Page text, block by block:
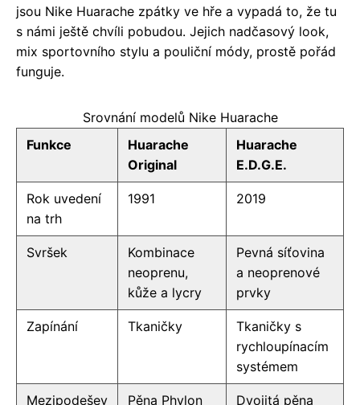
jsou Nike Huarache zpátky ve hře a vypadá to, že tu
s námi ještě chvíli pobudou. Jejich nadčasový look,
mix sportovního stylu a pouliční módy, prostě pořád
funguje.
Srovnání modelů Nike Huarache
Funkce
Huarache
Original
Huarache
E.D.G.E.
Rok uvedení
na trh
1991 2019
Svršek
Kombinace
neoprenu,
kůže a lycry
Pevná síťovina
a neoprenové
prvky
Zapínání Tkaničky
Tkaničky s
rychloupínacím
systémem
Mezipodešev Pěna Phylon
Dvojitá pěna